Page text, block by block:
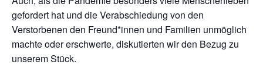
gefordert hat und die Verabschiedung von den
Verstorbenen den Freund*innen und Familien unmöglich
machte oder erschwerte, diskutierten wir den Bezug zu
unserem Stück.